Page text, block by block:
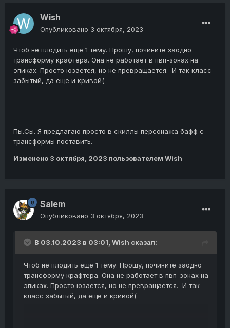
Wish
Опубликовано 3 октября, 2023
Чтоб не плодить еще 1 тему. Прошу, почините заодно
трансформу крафтера. Она не работает в пвп-зонах на
эпиках. Просто юзается, но не превращается. И так класс
забытый, да еще и кривой(
Пы.Сы. Я предлагаю просто в скиллы персонажа бафф с
трансформы поставить.
Изменено 3 октября, 2023 пользователем Wish
Salem
Опубликовано 3 октября, 2023
В 03.10.2023 в 03:01, Wish сказал:
Чтоб не плодить еще 1 тему. Прошу, почините заодно
трансформу крафтера. Она не работает в пвп-зонах на
эпиках. Просто юзается, но не превращается. И так
класс забытый, да еще и кривой(